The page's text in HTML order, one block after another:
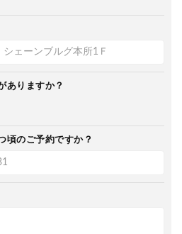
ありますか？
頃のご予約ですか？